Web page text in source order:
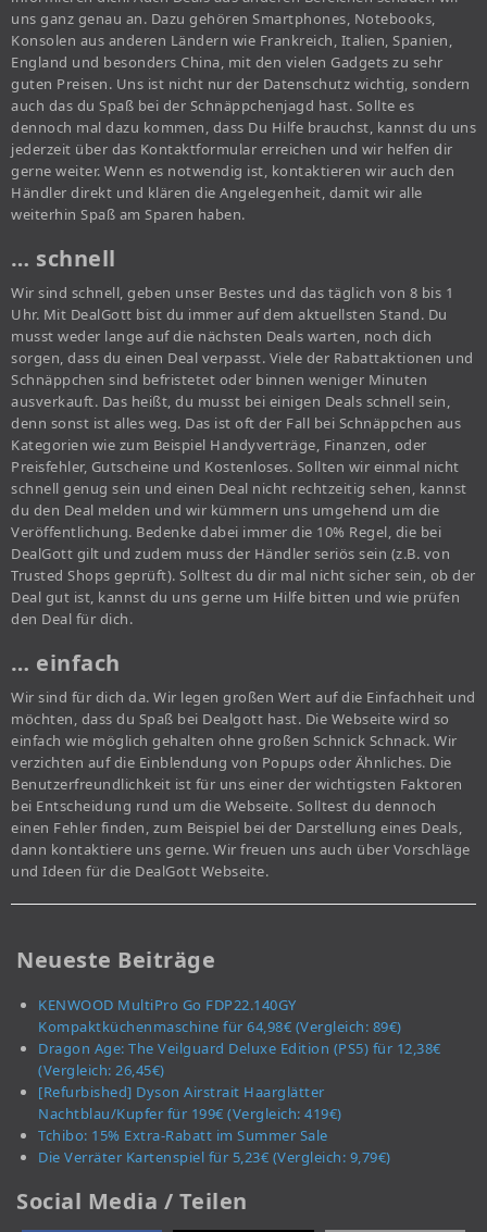
uns ganz genau an. Dazu gehören Smartphones, Notebooks,
Konsolen aus anderen Ländern wie Frankreich, Italien, Spanien,
England und besonders China, mit den vielen Gadgets zu sehr
guten Preisen. Uns ist nicht nur der Datenschutz wichtig, sondern
auch das du Spaß bei der Schnäppchenjagd hast. Sollte es
dennoch mal dazu kommen, dass Du Hilfe brauchst, kannst du uns
jederzeit über das Kontaktformular erreichen und wir helfen dir
gerne weiter. Wenn es notwendig ist, kontaktieren wir auch den
Händler direkt und klären die Angelegenheit, damit wir alle
weiterhin Spaß am Sparen haben.
… schnell
Wir sind schnell, geben unser Bestes und das täglich von 8 bis 1
Uhr. Mit DealGott bist du immer auf dem aktuellsten Stand. Du
musst weder lange auf die nächsten Deals warten, noch dich
sorgen, dass du einen Deal verpasst. Viele der Rabattaktionen und
Schnäppchen sind befristetet oder binnen weniger Minuten
ausverkauft. Das heißt, du musst bei einigen Deals schnell sein,
denn sonst ist alles weg. Das ist oft der Fall bei Schnäppchen aus
Kategorien wie zum Beispiel Handyverträge, Finanzen, oder
Preisfehler, Gutscheine und Kostenloses. Sollten wir einmal nicht
schnell genug sein und einen Deal nicht rechtzeitig sehen, kannst
du den Deal melden und wir kümmern uns umgehend um die
Veröffentlichung. Bedenke dabei immer die 10% Regel, die bei
DealGott gilt und zudem muss der Händler seriös sein (z.B. von
Trusted Shops geprüft). Solltest du dir mal nicht sicher sein, ob der
Deal gut ist, kannst du uns gerne um Hilfe bitten und wie prüfen
den Deal für dich.
… einfach
Wir sind für dich da. Wir legen großen Wert auf die Einfachheit und
möchten, dass du Spaß bei Dealgott hast. Die Webseite wird so
einfach wie möglich gehalten ohne großen Schnick Schnack. Wir
verzichten auf die Einblendung von Popups oder Ähnliches. Die
Benutzerfreundlichkeit ist für uns einer der wichtigsten Faktoren
bei Entscheidung rund um die Webseite. Solltest du dennoch
einen Fehler finden, zum Beispiel bei der Darstellung eines Deals,
dann kontaktiere uns gerne. Wir freuen uns auch über Vorschläge
und Ideen für die DealGott Webseite.
Neueste Beiträge
KENWOOD MultiPro Go FDP22.140GY
Kompaktküchenmaschine für 64,98€ (Vergleich: 89€)
Dragon Age: The Veilguard Deluxe Edition (PS5) für 12,38€
(Vergleich: 26,45€)
[Refurbished] Dyson Airstrait Haarglätter
Nachtblau/Kupfer für 199€ (Vergleich: 419€)
Tchibo: 15% Extra-Rabatt im Summer Sale
Die Verräter Kartenspiel für 5,23€ (Vergleich: 9,79€)
Social Media / Teilen